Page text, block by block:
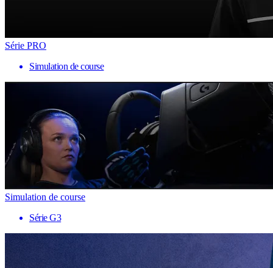
Série PRO
Simulation de course
Simulation de course
Série G3